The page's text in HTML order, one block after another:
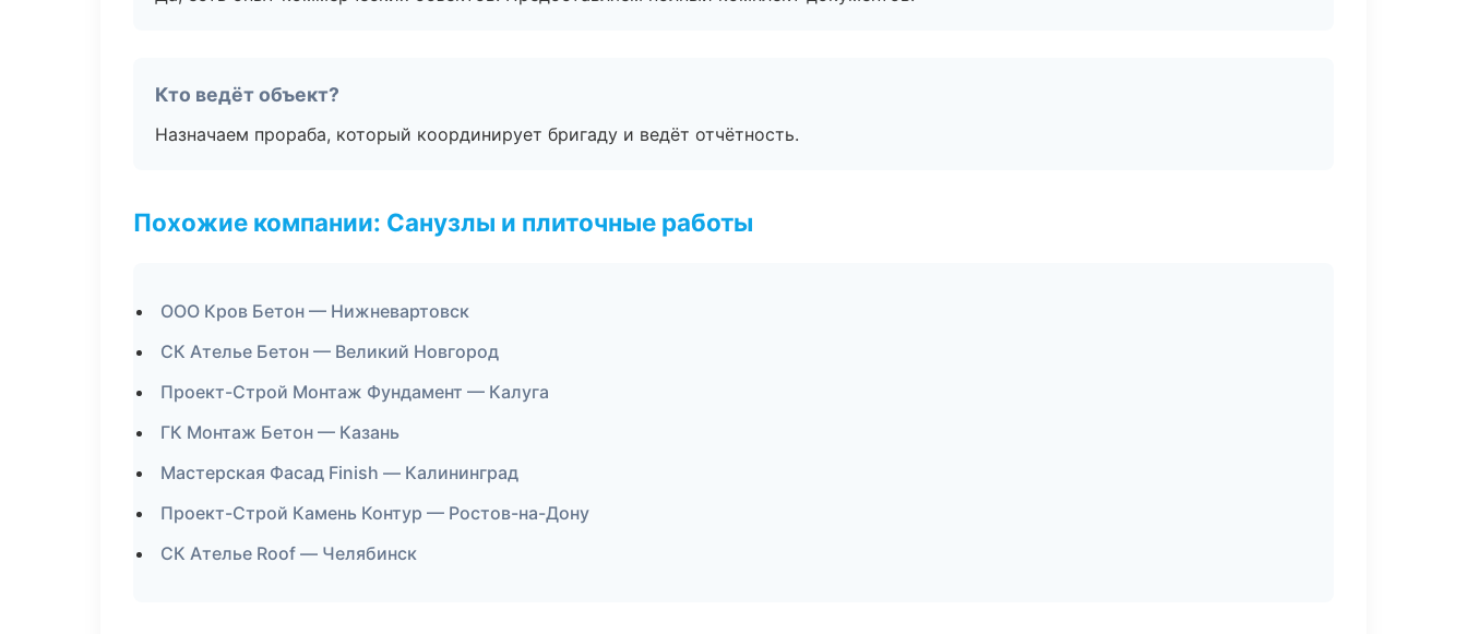
Кто ведёт объект?
Назначаем прораба, который координирует бригаду и ведёт отчётность.
Похожие компании: Санузлы и плиточные работы
ООО Кров Бетон — Нижневартовск
СК Ателье Бетон — Великий Новгород
Проект-Строй Монтаж Фундамент — Калуга
ГК Монтаж Бетон — Казань
Мастерская Фасад Finish — Калининград
Проект-Строй Камень Контур — Ростов-на-Дону
СК Ателье Roof — Челябинск